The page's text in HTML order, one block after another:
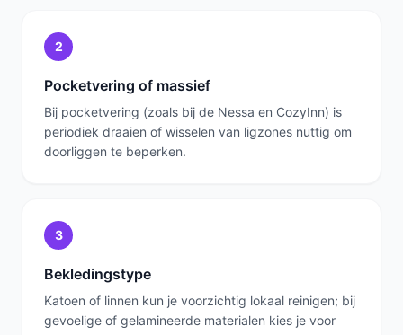
2
Pocketvering of massief
Bij pocketvering (zoals bij de Nessa en CozyInn) is
periodiek draaien of wisselen van ligzones nuttig om
doorliggen te beperken.
3
Bekledingstype
Katoen of linnen kun je voorzichtig lokaal reinigen; bij
gevoelige of gelamineerde materialen kies je voor